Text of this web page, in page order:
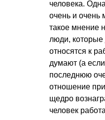
человека.
очень и очень
такое мнение
люди, которые
относятся к
думают (а
последнюю
отношение
щедро
человек